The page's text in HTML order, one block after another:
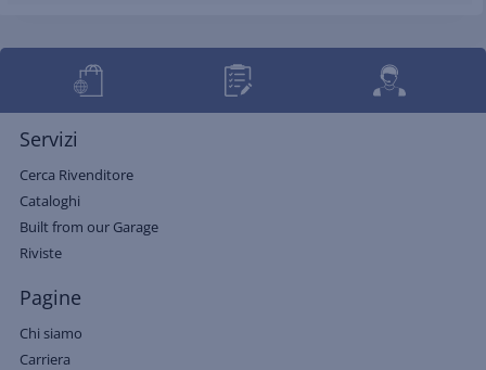
Servizi
Cerca Rivenditore
Cataloghi
Built from our Garage
Riviste
Pagine
Chi siamo
Carriera